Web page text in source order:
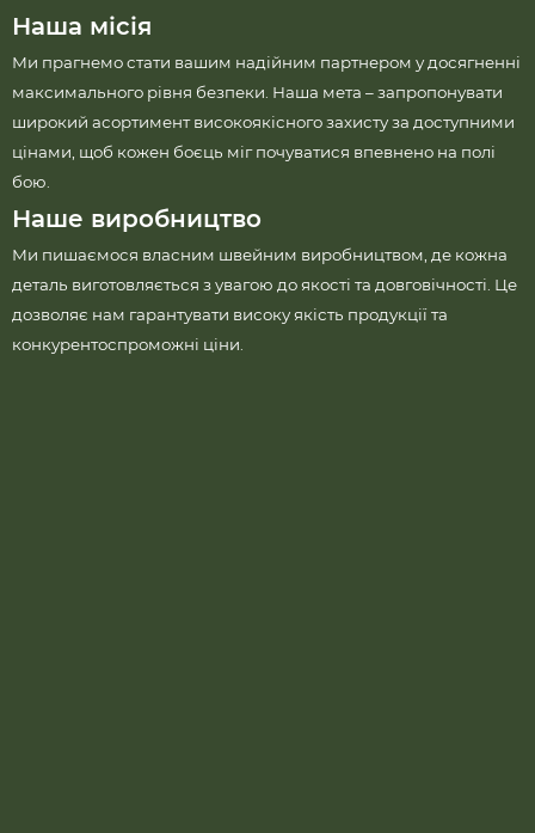
Наша місія
Ми прагнемо стати вашим надійним партнером у досягненні
максимального рівня безпеки. Наша мета – запропонувати
широкий асортимент високоякісного захисту за доступними
цінами, щоб кожен боєць міг почуватися впевнено на полі
бою.
Наше виробництво
Ми пишаємося власним швейним виробництвом, де кожна
деталь виготовляється з увагою до якості та довговічності. Це
дозволяє нам гарантувати високу якість продукції та
конкурентоспроможні ціни.